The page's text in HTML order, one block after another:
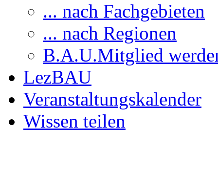
... nach Fachgebieten
... nach Regionen
B.A.U.Mitglied
LezBAU
Veranstaltungskalender
Wissen teilen